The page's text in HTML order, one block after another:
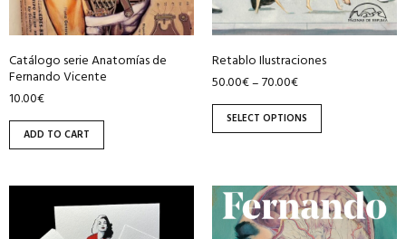
Catálogo serie Anatomías de
Fernando Vicente
10.00€
ADD TO CART
Retablo Ilustraciones
50.00€–70.00€
SELECT OPTIONS
chosen
on
the
product
page